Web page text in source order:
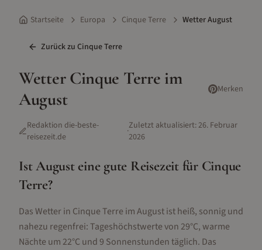
Startseite Europa Cinque Terre Wetter August
Zurück zu Cinque Terre
WetterCinque Terre im
August
Merken
Redaktion die-beste-
reisezeit.de
·Zuletzt aktualisiert:26. Februar
2026
IstAugusteine gute Reisezeit für Cinque
Terre?
Das Wetter in Cinque Terre im August ist heiß, sonnig und
nahezu regenfrei: Tageshöchstwerte von 29°C, warme
Nächte um 22°C und 9 Sonnenstunden täglich. Das